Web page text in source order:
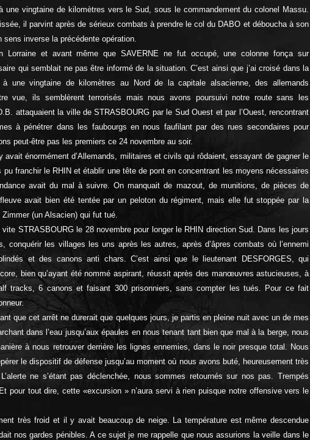
vingtaine de kilomètres vers le Sud, sous le commandement du colonel Massu.
il parvint après de sérieux combats à prendre le col du DABO et déboucha à son
inverse la précédente opération.
Lorraine et avant même que SAVERNE ne fut occupé, une colonne fonça sur
qui semblait ne pas être informé de la situation. C’est ainsi que j’ai croisé dans la
une vingtaine de kilomètres au Nord de la capitale alsacienne, des allemands
vue, ils semblèrent terrorisés mais nous avons poursuivi notre route sans les
attaquaient la ville de STRASBOURG par le Sud Ouest et par l’Ouest, rencontrant
à pénétrer dans les faubourgs en nous faufilant par des rues secondaires pour
peut-être pas les premiers ce 24 novembre au soir.
énormément d’Allemands, militaires et civils qui rôdaient, essayant de gagner le
franchir le RHIN et établir une tête de pont en concentrant les moyens nécessaires
avait du mal à suivre. On manquait de mazout, de munitions, de pièces de
avait bien été tentée par un peloton durégiment, mais elle fut stoppée par la
(un Alsacien) qui fut tué.
STRASBOURG le 28 novembre pour longer le RHIN direction Sud. Dans les jours
conquérir les villages les uns après les autres, après d’âpres combats où l’ennemi
et des canons anti chars. C’est ainsi que le lieutenant DESFORGES, qui
bien qu’ayant été nommé aspirant, réussit après des manœuvres astucieuses, à
tracks, 6 canons et faisant 300 prisonniers, sans compter les tués. Pour ce fait
que cet arrêt ne durerait que quelques jours, je partis en pleine nuit avec un de mes
dans l’eau jusqu’aux épaules en nous tenant tant bien que mal à la berge, nous
à nous retrouver derrière les lignes ennemies, dans le noir presque total. Nous
le dispositif de défense jusqu’au moment où nous avons buté, heureusement très
ne s’étant pas déclenchée, nous sommes retournés sur nos pas. Trempés
pour tout dire, cette «excursion » n’aura servi à rien puisque notre offensive vers le
très froid et il y avait beaucoup de neige. Latempérature est même descendue
nos gardes pénibles. A ce sujet je me rappelle que nous assurions la veille dans le